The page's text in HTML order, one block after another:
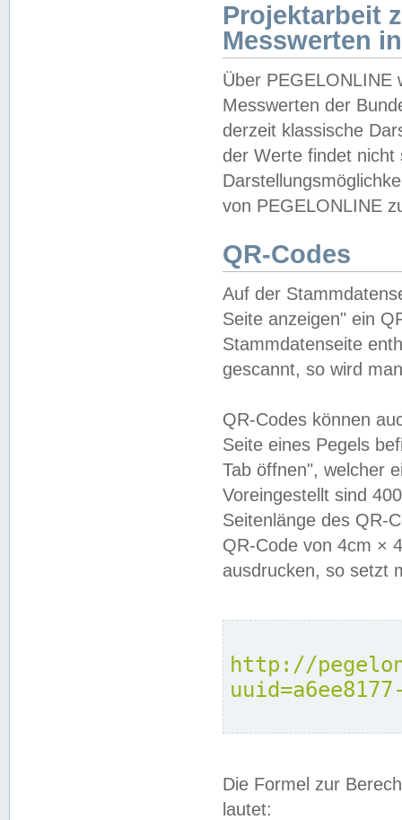
Projektarbeit
Messwerten
Über PEGELONLINE
Messwerten der
derzeit klassische
der Werte findet
von PEGELONLINE
QR-Codes
Auf der
Seite anzeigen" ein
Stammdatenseite
gescannt, so wird
QR-Codes können
Seite eines Pegels
Tab öffnen", welcher
Voreingestellt sind
Seitenlänge des QR-
QR-Code von 4cm ×
ausdrucken, so setzt
http://
Die Formel zur
lautet: